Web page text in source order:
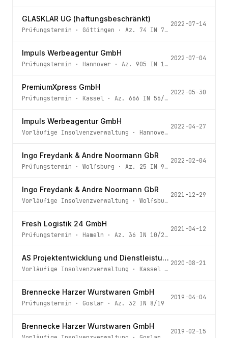
GLASKLAR UG (haftungsbeschränkt)
Prüfungstermin · Göttingen · Az. 74 IN 75/22 HMUE
2022-07-14
Impuls Werbeagentur GmbH
Prüfungstermin · Hannover · Az. 905 IN 109/22 - 6 -
2022-07-04
PremiumXpress GmbH
Prüfungstermin · Kassel · Az. 666 IN 56/22 h
2022-05-30
Impuls Werbeagentur GmbH
Vorläufige Insolvenzverwaltung · Hannover
2022-04-27
Ingo Freydank & Andre Noormann GbR
Prüfungstermin · Wolfsburg · Az. 25 IN 96/21
2022-02-04
Ingo Freydank & Andre Noormann GbR
Vorläufige Insolvenzverwaltung · Wolfsburg
2021-12-29
Fresh Logistik 24 GmbH
Prüfungstermin · Hameln · Az. 36 IN 10/20 -4
2021-04-12
AS Projektentwicklung und Dienstleistung GmbH
Vorläufige Insolvenzverwaltung · Kassel
2020-08-21
Brennecke Harzer Wurstwaren GmbH
Prüfungstermin · Goslar · Az. 32 IN 8/19
2019-04-04
Brennecke Harzer Wurstwaren GmbH
2019-02-15